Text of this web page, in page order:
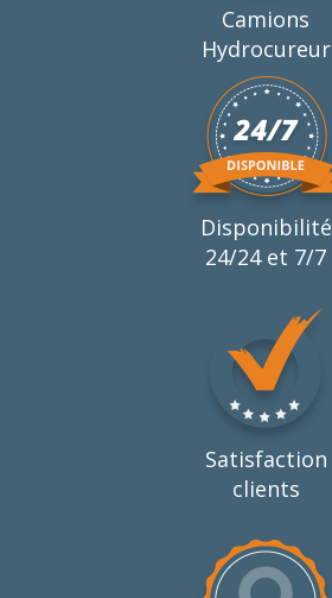
Camions
Hydrocureur
Disponibilité
24/24 et 7/7
Satisfaction
clients